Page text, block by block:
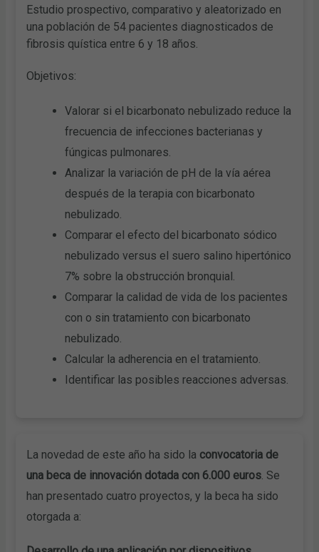
Estudio prospectivo, comparativo y aleatorizado en
una población de 54 pacientes diagnosticados de
fibrosis quística entre 6 y 18 años.
Objetivos:
Valorar si el bicarbonato nebulizado reduce la
frecuencia de infecciones bacterianas y
fúngicas pulmonares.
Analizar la variación de pH de la vía aérea
después de la terapia con bicarbonato
nebulizado.
Comparar el efecto del bicarbonato sódico
nebulizado versus el suero salino hipertónico
7% sobre la obstrucción bronquial.
Comparar la calidad de vida de los pacientes
con o sin tratamiento con bicarbonato
nebulizado.
Calcular la adherencia en el tratamiento.
Identificar las posibles reacciones adversas.
La novedad de este año ha sido la convocatoria de
una beca de innovación dotada con 6.000 euros. Se
han presentado cuatro proyectos, y la beca ha sido
otorgada a: